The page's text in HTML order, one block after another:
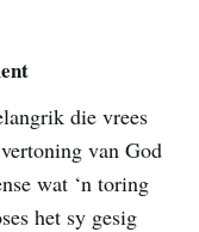
die vrees
van God
wat ‘n toring
het sy gesig